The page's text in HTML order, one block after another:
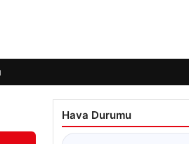
Hava Durumu